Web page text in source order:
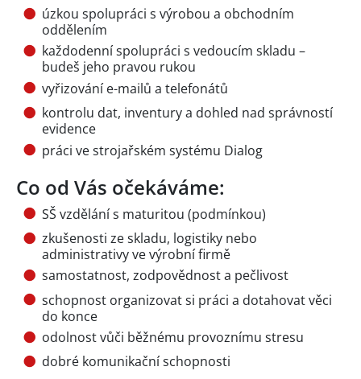
úzkou spolupráci s výrobou a obchodním
oddělením
každodenní spolupráci s vedoucím skladu –
budeš jeho pravou rukou
vyřizování e-mailů a telefonátů
kontrolu dat, inventury a dohled nad správností
evidence
práci ve strojařském systému Dialog
Co od Vás očekáváme:
SŠ vzdělání s maturitou (podmínkou)
zkušenosti ze skladu, logistiky nebo
administrativy ve výrobní firmě
samostatnost, zodpovědnost a pečlivost
schopnost organizovat si práci a dotahovat věci
do konce
odolnost vůči běžnému provoznímu stresu
dobré komunikační schopnosti